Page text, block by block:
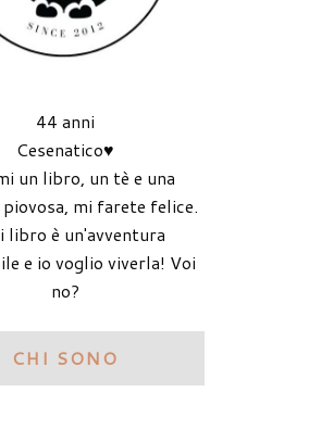
44 anni
Cesenatico♥
un libro, un tè e una
mi farete felice.
libro è un'avventura
e io voglio viverla! Voi
no?
CHI SONO